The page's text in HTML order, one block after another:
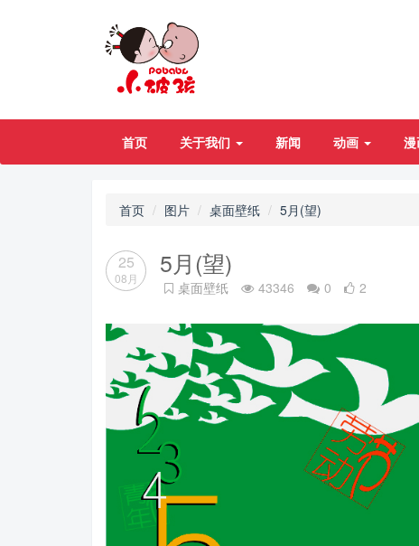
首页 关于我们 新闻 动画
首页 图片 桌面壁纸 5月(望)
25
08月 5月(望)
桌面壁纸 43346 0 2